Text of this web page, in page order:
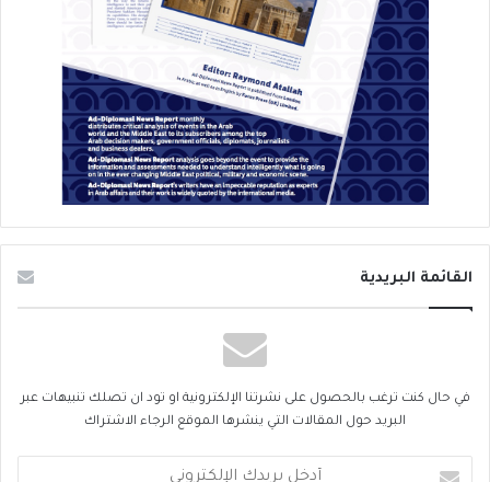
القائمة البريدية
في حال كنت ترغب بالحصول على نشرتنا الإلكترونية او تود ان تصلك تنبيهات عبر
البريد حول المقالات التي ينشرها الموقع الرجاء الاشتراك